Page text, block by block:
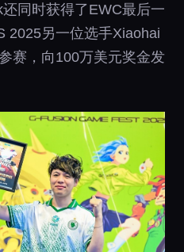
同时获得了EWC最后一
2025另一位选手Xiaohai
赛，向100万美元奖金发